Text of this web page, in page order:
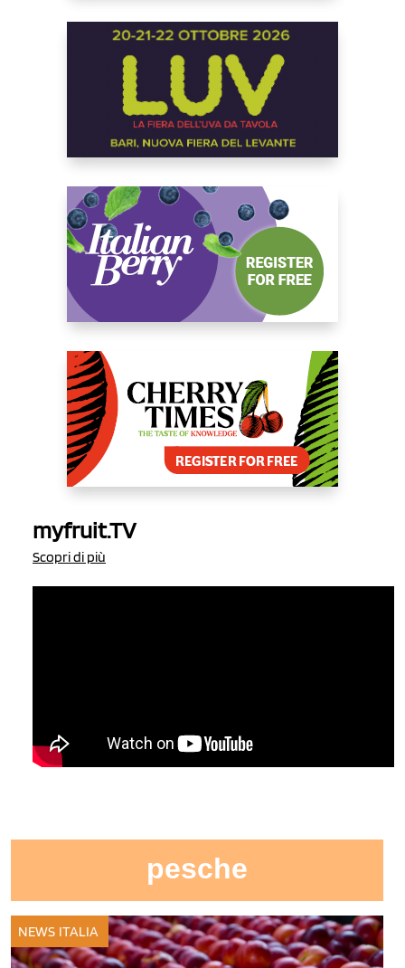
myfruit.TV
Scopri di più
pesche
NEWS ITALIA